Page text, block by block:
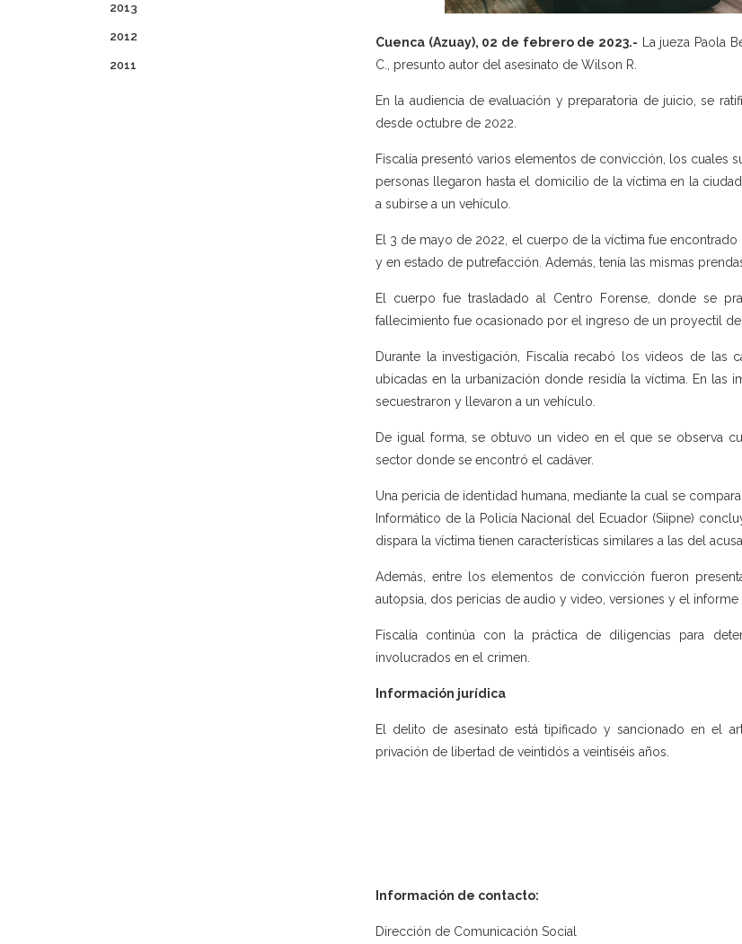
2013
2012
2011
Cuenca (Azuay), 02 de febrero de 2023.- La jueza Paola
C., presunto autor del asesinato de Wilson R.
En la audiencia de evaluación y preparatoria de juicio, se
desde octubre de 2022.
Fiscalía presentó varios elementos de convicción, los cuales
personas llegaron hasta el domicilio de la víctima en la
a subirse a un vehículo.
El 3 de mayo de 2022, el cuerpo de la víctima fue
y en estado de putrefacción. Además, tenía las mismas
El cuerpo fue trasladado al Centro Forense, donde se
fallecimiento fue ocasionado por el ingreso de un proyectil de
Durante la investigación, Fiscalía recabó los videos de las
ubicadas en la urbanización donde residía la víctima. En
secuestraron y llevaron a un vehículo.
De igual forma, se obtuvo un video en el que se observa
sector donde se encontró el cadáver.
Una pericia de identidad humana, mediante la cual se
Informático de la Policía Nacional del Ecuador (Siipne)
dispara la víctima tienen características similares a las del
Además, entre los elementos de convicción fueron
autopsia, dos pericias de audio y video, versiones y el informe
Fiscalía continúa con la práctica de diligencias para
involucrados en el crimen.
Información jurídica
El delito de asesinato está tipificado y sancionado en el
privación de libertad de veintidós a veintiséis años.
Información de contacto:
Dirección de Comunicación Social